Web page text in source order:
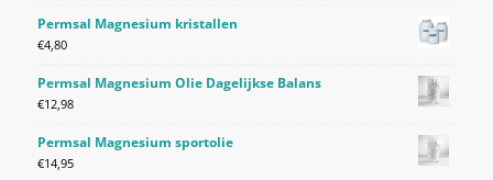
Permsal Magnesium kristallen
€4,80
Permsal Magnesium Olie Dagelijkse Balans
€12,98
Permsal Magnesium sportolie
€14,95